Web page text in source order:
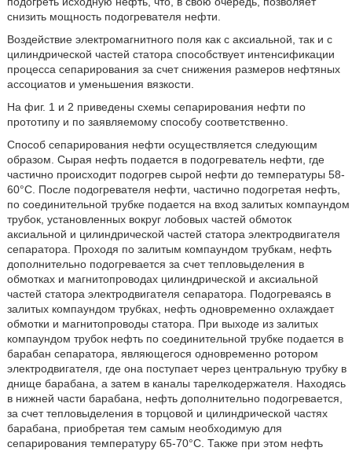
снизить мощность подогревателя нефти.
Воздействие электромагнитного поля как с аксиальной, так и с
цилиндрической частей статора способствует интенсификации
процесса сепарирования за счет снижения размеров нефтяных
ассоциатов и уменьшения вязкости.
На фиг. 1 и 2 приведены схемы сепарирования нефти по
прототипу и по заявляемому способу соответственно.
Способ сепарирования нефти осуществляется следующим
образом. Сырая нефть подается в подогреватель нефти, где
частично происходит подогрев сырой нефти до температуры 58-
60°C. После подогревателя нефти, частично подогретая нефть,
по соединительной трубке подается на вход залитых компаундом
трубок, установленных вокруг лобовых частей обмоток
аксиальной и цилиндрической частей статора электродвигателя
сепаратора. Проходя по залитым компаундом трубкам, нефть
дополнительно подогревается за счет тепловыделения в
обмотках и магнитопроводах цилиндрической и аксиальной
частей статора электродвигателя сепаратора. Подогреваясь в
залитых компаундом трубках, нефть одновременно охлаждает
обмотки и магнитопроводы статора. При выходе из залитых
компаундом трубок нефть по соединительной трубке подается в
барабан сепаратора, являющегося одновременно ротором
электродвигателя, где она поступает через центральную трубку в
днище барабана, а затем в каналы тарелкодержателя. Находясь
в нижней части барабана, нефть дополнительно подогревается,
за счет тепловыделения в торцовой и цилиндрической частях
барабана, приобретая тем самым необходимую для
сепарирования температуру 65-70°C. Также при этом нефть